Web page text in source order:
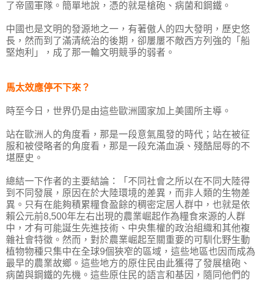
了帝國軍隊。簡單地說，憑的就是槍砲、病菌和鋼鐵。
中國也是文明的發源地之一，有著傲人的四大發明，歷史悠
長，然而到了滿清統治的後期，卻屢屢不敵西方列強的「船
堅炮利」，成了那一輪文明競爭的弱者。
馬太效應停不下來？
時至今日，世界仍是由這些歐洲國家加上美國所主導。
站在歐洲人的角度看，那是一段意氣風發的時代；站在被征
服和被侵略者的角度看，那是一段充滿血淚、殘酷屈辱的不
堪歷史。
總結一下作者的主要結論：「不同社會之所以在不同大陸得
到不同發展，原因在於大陸環境的差異，而非人類的生物差
異。只有在能夠積累糧食盈餘的稠密定居人群中，也就是依
賴公元前8,500年左右出現的農業崛起作為糧食來源的人群
中，才有可能誕生先進技術、中央集權的政治組織和其他複
雜社會特徵。然而，對於農業崛起至關重要的可馴化野生動
植物物種只集中在全球9個狹窄的區域，這些地區也因而成為
最早的農業故鄉。這些地方的原住民由此獲得了發展槍砲、
病菌與鋼鐵的先機。這些原住民的語言和基因，隨同他們的